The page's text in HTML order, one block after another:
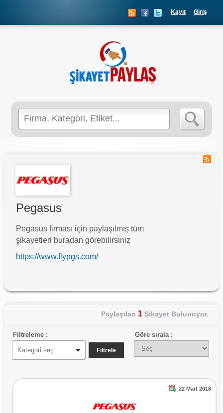
Kayıt Giriş
for:
Pegasus
Pegasus firması için paylaşılmış tüm
şikayetleri buradan görebilirsiniz
https://www.flypgs.com/
Paylaşılan 1Şikayet Bulunuyor.
Filtreleme :
Kategori seç
Göre sırala :
22 Mart 2018